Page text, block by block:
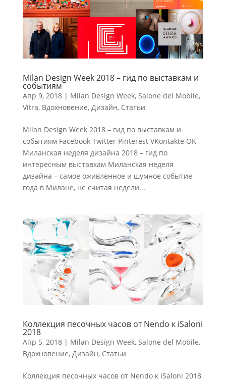
Milan Design Week 2018 – гид по выставкам и
событиям
Апр 9, 2018| Milan Design Week, Salone del Mobile,
Vitra, Вдохновение, Дизайн, Статьи
Milan Design Week 2018 – гид по выставкам и
событиям Facebook Twitter Pinterest VKontakte OK
Миланская неделя дизайна 2018 – гид по
интересным выставкам Миланская неделя
дизайна – самое оживленное и шумное событие
года в Милане, не считая недели...
Коллекция песочных часов от Nendo к iSaloni
2018
Апр 5, 2018| Milan Design Week, Salone del Mobile,
Вдохновение, Дизайн, Статьи
Коллекция песочных часов от Nendo к iSaloni 2018